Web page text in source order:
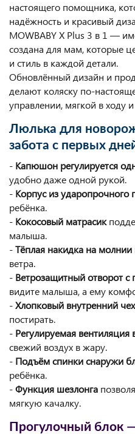
настоящего помощника,
надёжность и красивый
MOWBABY X Plus 3 в 1 —
создана для мам, которые
и стиль в каждой детали.
Обновлённый дизайн и
делают коляску по-
управлении, мягкой в ходу
Люлька для
забота с первых
- Капюшон регулируется
удобно даже одной рукой.
- Корпус из ударопрочного
ребёнка.
- Кокосовый матрасик
малыша.
-Тёплая накидка на молнии
ветра.
- Ветрозащитный отворот
видите малыша, а ему
-Хлопковый внутренний
постирать.
- Регулируемая вентиляция
свежий воздух в жару.
- Подъём спинки снаружи
ребёнка.
-Функция шезлонга
мягкую качалку.
Прогулочный блок